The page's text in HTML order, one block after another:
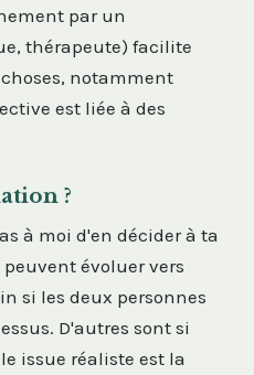
par un
thérapeute) facilite
notamment
est liée à des
?
à moi d'en décider à ta
évoluer vers
si les deux personnes
D'autres sont si
issue réaliste est la